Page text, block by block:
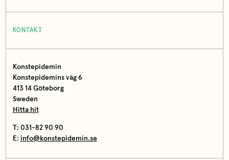
KONTAKT
Konstepidemin
Konstepidemins väg 6
413 14 Göteborg
Sweden
Hitta hit
T: 031-82 90 90
E: info@konstepidemin.se